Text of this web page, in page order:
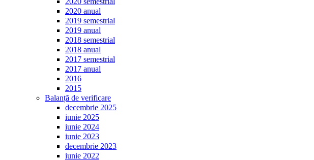
2020 anual
2019 semestrial
2019 anual
2018 semestrial
2018 anual
2017 semestrial
2017 anual
2016
2015
Balanță de verificare
decembrie 2025
iunie 2025
iunie 2024
iunie 2023
decembrie 2023
iunie 2022